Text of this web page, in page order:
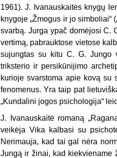
1961). J. Ivanauskaitės knygų
knygoje „Žmogus ir jo simboliai“
svarbą. Jurga ypač domėjosi C.
vertimą, pabrauktose vietose
sujungtas su kitu C. G. Jungo
triksterio ir persikūnijimo
kurioje svarstoma apie kovą su
fenomenus. Yra taip pat
„Kundalini jogos psichologija“
J. Ivanauskaitė romaną
veikėja Vika kalbasi su
Nerimauja, kad tai gal nėra
Jungą ir žinai, kad kiekviename